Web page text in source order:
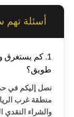
أسئلة تهم
1. كم يستغرق
طويق؟
نصل إليكم في
منطقة غرب
والشراء